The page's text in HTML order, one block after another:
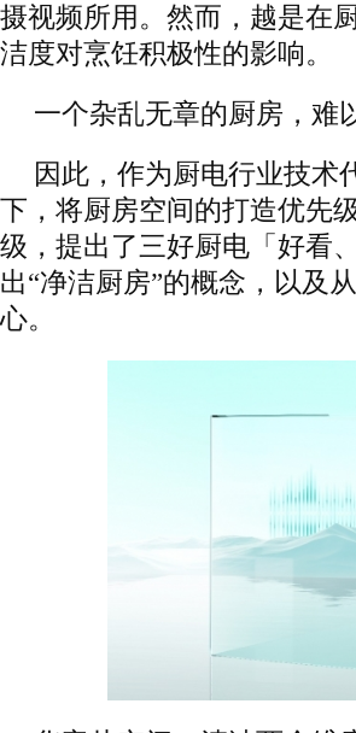
摄视频所用。然而，越是在
洁度对烹饪积极性的影响。
一个杂乱无章的厨房，难
因此，作为厨电行业技术
下，将厨房空间的打造优先
级，提出了三好厨电「好看
出“净洁厨房”的概念，以及
心。